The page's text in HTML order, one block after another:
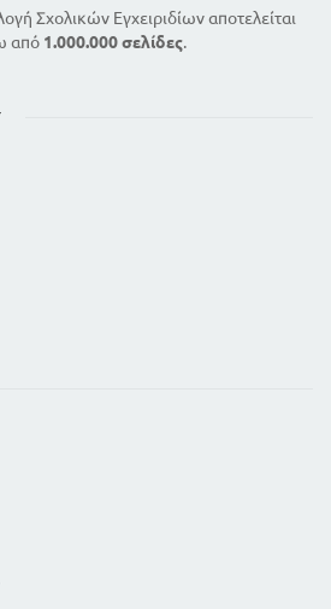
Σχολικών Εγχειριδίων αποτελείται
από 1.000.000 σελίδες.